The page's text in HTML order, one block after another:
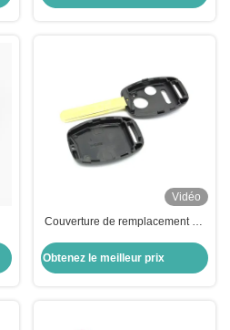
Vidéo
Couverture de remplacement de
boutons
Obtenez le meilleur prix